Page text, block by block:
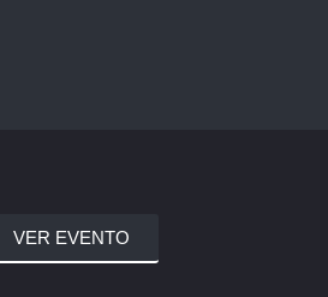
VER EVENTO